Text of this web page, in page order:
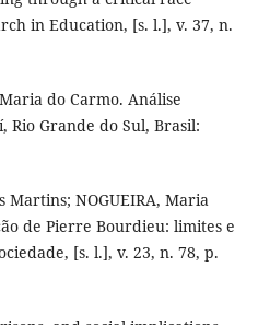
in Education, [s. l.], v. 37, n.
do Carmo. Análise
Rio Grande do Sul, Brasil:
Martins; NOGUEIRA, Maria
de Pierre Bourdieu: limites e
[s. l.], v. 23, n. 78, p.